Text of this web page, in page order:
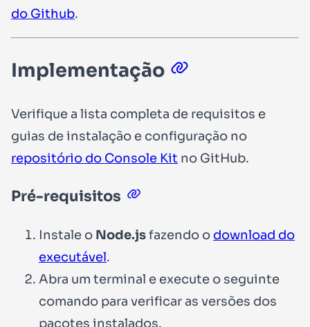
do Github.
Implementação
Verifique a lista completa de requisitos e
guias de instalação e configuração no
repositório do Console Kit no GitHub.
Pré-requisitos
Instale o Node.jsfazendo o download do
executável.
Abra um terminal e execute o seguinte
comando para verificar as versões dos
pacotes instalados.